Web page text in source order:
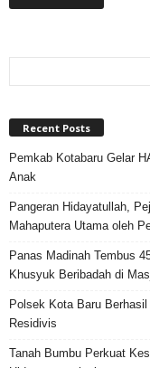
Recent Posts
Pemkab Kotabaru Gelar
Anak
Pangeran Hidayatullah,
Mahaputera Utama oleh
Panas Madinah Tembus
Khusyuk Beribadah di
Polsek Kota Baru
Residivis
Tanah Bumbu Perkuat